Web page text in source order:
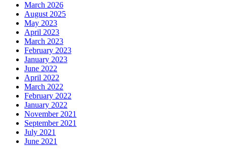
March 2026
August 2025
May 2023
April 2023
March 2023
February 2023
January 2023
June 2022
April 2022
March 2022
February 2022
January 2022
November 2021
September 2021
July 2021
June 2021